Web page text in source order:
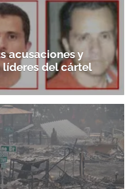
acusaciones y
del cártel